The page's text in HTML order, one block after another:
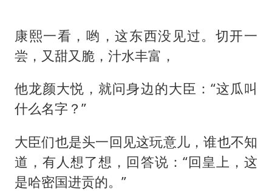
康熙一看，哟，这东西没见过。切开一
尝，又甜又脆，汁水丰富，
他龙颜大悦，就问身边的大臣：“这瓜叫
什么名字？”
大臣们也是头一回见这玩意儿，谁也不知
道，有人想了想，回答说：“回皇上，这
是哈密国进贡的。”